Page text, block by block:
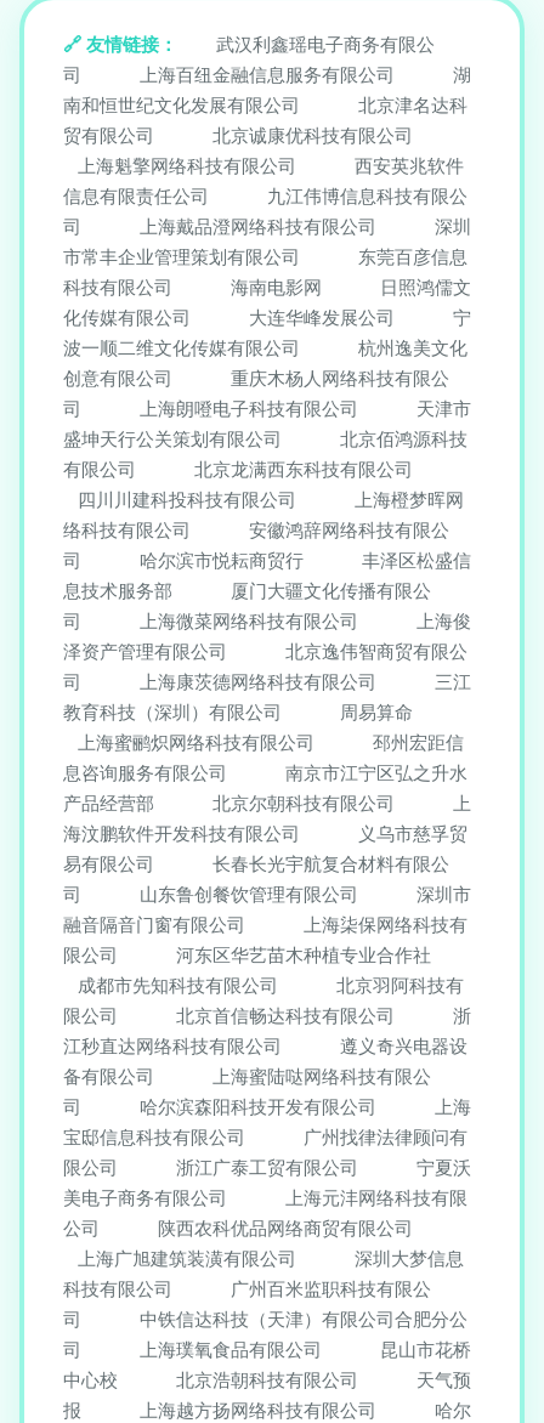
友情链接：
武汉利鑫瑶电子商务有限公
司
上海百纽金融信息服务有限公司
湖
南和恒世纪文化发展有限公司
北京津名达科
贸有限公司
北京诚康优科技有限公司
上海魁擎网络科技有限公司
西安英兆软件
信息有限责任公司
九江伟博信息科技有限公
司
上海戴品澄网络科技有限公司
深圳
市常丰企业管理策划有限公司
东莞百彦信息
科技有限公司
海南电影网
日照鸿儒文
化传媒有限公司
大连华峰发展公司
宁
波一顺二维文化传媒有限公司
杭州逸美文化
创意有限公司
重庆木杨人网络科技有限公
司
上海朗噔电子科技有限公司
天津市
盛坤天行公关策划有限公司
北京佰鸿源科技
有限公司
北京龙满西东科技有限公司
四川川建科投科技有限公司
上海橙梦晖网
络科技有限公司
安徽鸿辞网络科技有限公
司
哈尔滨市悦耘商贸行
丰泽区松盛信
息技术服务部
厦门大疆文化传播有限公
司
上海微菜网络科技有限公司
上海俊
泽资产管理有限公司
北京逸伟智商贸有限公
司
上海康茨德网络科技有限公司
三江
教育科技（深圳）有限公司
周易算命
上海蜜鹂炽网络科技有限公司
邳州宏距信
息咨询服务有限公司
南京市江宁区弘之升水
产品经营部
北京尔朝科技有限公司
上
海汶鹏软件开发科技有限公司
义乌市慈孚贸
易有限公司
长春长光宇航复合材料有限公
司
山东鲁创餐饮管理有限公司
深圳市
融音隔音门窗有限公司
上海柒保网络科技有
限公司
河东区华艺苗木种植专业合作社
成都市先知科技有限公司
北京羽阿科技有
限公司
北京首信畅达科技有限公司
浙
江秒直达网络科技有限公司
遵义奇兴电器设
备有限公司
上海蜜陆哒网络科技有限公
司
哈尔滨森阳科技开发有限公司
上海
宝邸信息科技有限公司
广州找律法律顾问有
限公司
浙江广泰工贸有限公司
宁夏沃
美电子商务有限公司
上海元沣网络科技有限
公司
陕西农科优品网络商贸有限公司
上海广旭建筑装潢有限公司
深圳大梦信息
科技有限公司
广州百米监职科技有限公
司
中铁信达科技（天津）有限公司合肥分公
司
上海璞氧食品有限公司
昆山市花桥
中心校
北京浩朝科技有限公司
天气预
报
上海越方扬网络科技有限公司 哈尔